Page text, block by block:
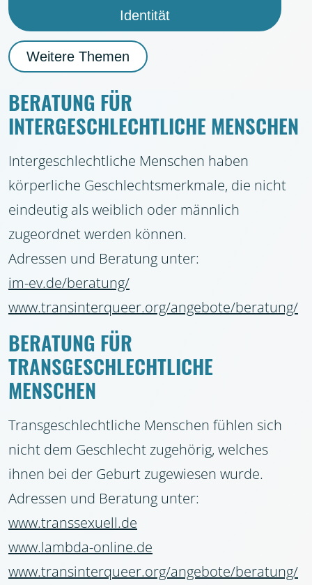
Identität
Weitere Themen
BERATUNG FÜR
INTERGESCHLECHTLICHE MENSCHEN
Intergeschlechtliche Menschen haben
körperliche Geschlechtsmerkmale, die nicht
eindeutig als weiblich oder männlich
zugeordnet werden können.
Adressen und Beratung unter:
im-ev.de/beratung/
www.transinterqueer.org/angebote/beratung/
BERATUNG FÜR
TRANSGESCHLECHTLICHE
MENSCHEN
Transgeschlechtliche Menschen fühlen sich
nicht dem Geschlecht zugehörig, welches
ihnen bei der Geburt zugewiesen wurde.
Adressen und Beratung unter:
www.transsexuell.de
www.lambda-online.de
www.transinterqueer.org/angebote/beratung/